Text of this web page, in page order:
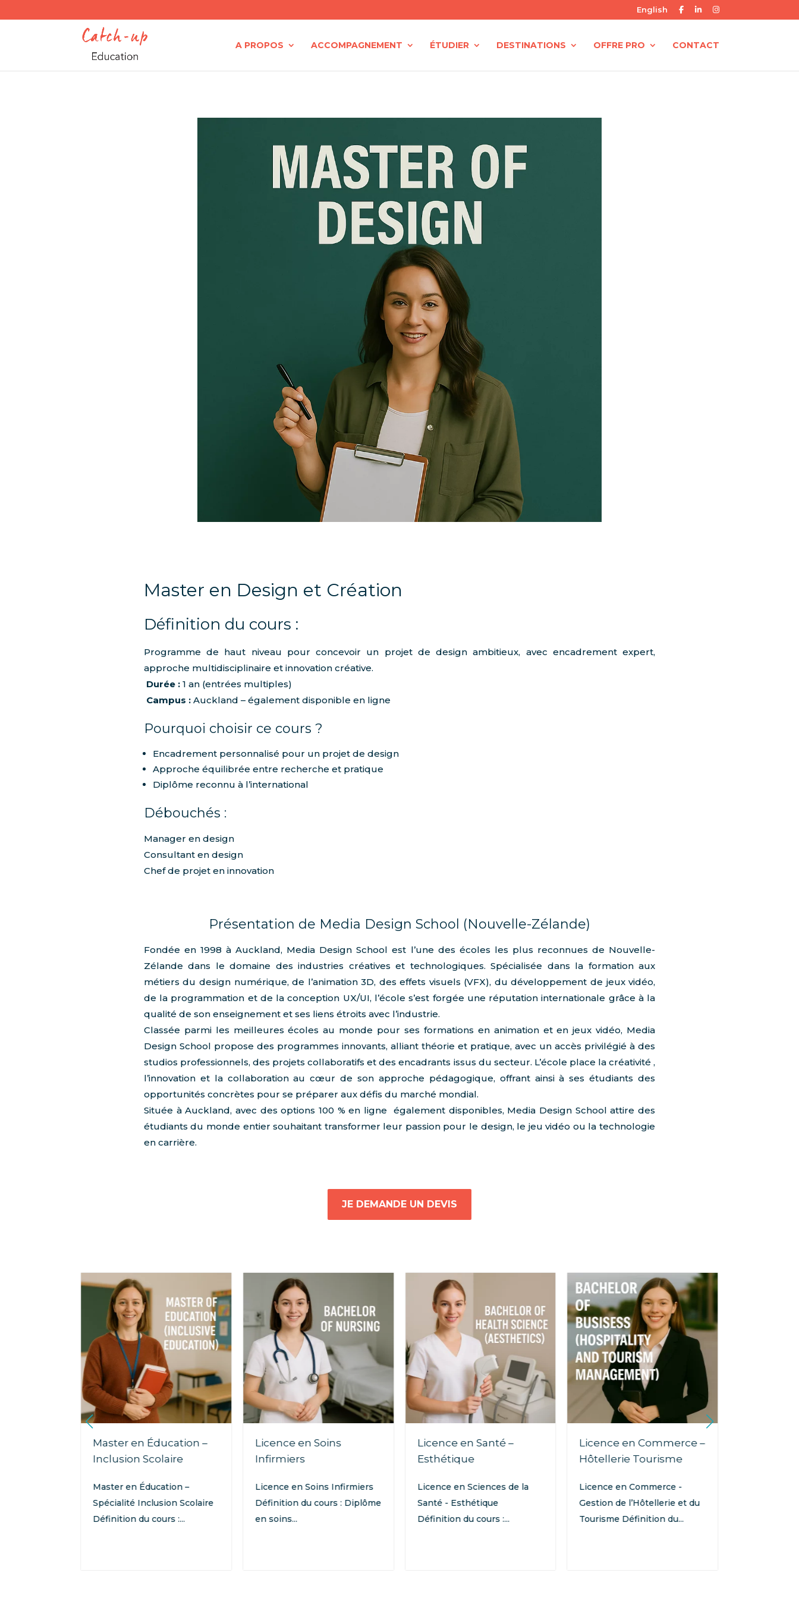
English
A PROPOS ACCOMPAGNEMENT ÉTUDIER DESTINATIONS OFFRE PRO CONTACT
Master en Design et Création
Définition du cours :
Programme de haut niveau pour concevoir un projet de design ambitieux, avec encadrement expert,
approche multidisciplinaire et innovation créative.
Durée :1 an (entrées multiples)
Campus :Auckland – également disponible en ligne
Pourquoi choisir ce cours ?
Encadrement personnalisé pour un projet de design
Approche équilibrée entre recherche et pratique
Diplôme reconnu à l’international
Débouchés :
Manager en design
Consultant en design
Chef de projet en innovation
Présentation de Media Design School (Nouvelle-Zélande)
Fondée en 1998 à Auckland, Media Design School est l’une des écoles les plus reconnues de Nouvelle-
Zélande dans le domaine des industries créatives et technologiques. Spécialisée dans la formation aux
métiers du design numérique, de l’animation 3D, des effets visuels (VFX), du développement de jeux vidéo,
de la programmation et de la conception UX/UI, l’école s’est forgée une réputation internationale grâce à la
qualité de son enseignement et ses liens étroits avec l’industrie.
Classée parmi les meilleures écoles au monde pour ses formations en animation et en jeux vidéo, Media
Design School propose des programmes innovants, alliant théorie et pratique, avec un accès privilégié à des
studios professionnels, des projets collaboratifs et des encadrants issus du secteur. L’école place la créativité ,
l’innovation et la collaboration au cœur de son approche pédagogique, offrant ainsi à ses étudiants des
opportunités concrètes pour se préparer aux défis du marché mondial.
Située à Auckland, avec des options 100 % en ligne également disponibles, Media Design School attire des
étudiants du monde entier souhaitant transformer leur passion pour le design, le jeu vidéo ou la technologie
en carrière.
JE DEMANDE UN DEVIS
Master en Éducation –
Inclusion Scolaire
Master en Éducation –
Spécialité Inclusion Scolaire
Définition du cours :...
Licence en Soins
Infirmiers
Licence en Soins Infirmiers
Définition du cours : Diplôme
en soins...
Licence en Santé –
Esthétique
Licence en Sciences de la
Santé - Esthétique
Définition du cours :...
Licence en Commerce –
Hôtellerie Tourisme
Licence en Commerce -
Gestion de l’Hôtellerie et du
Tourisme Définition du...